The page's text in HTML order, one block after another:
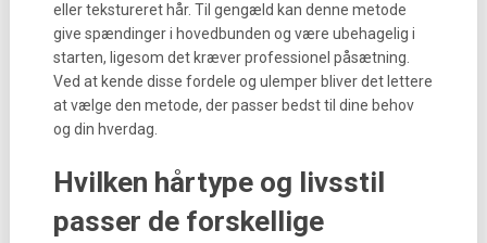
eller tekstureret hår. Til gengæld kan denne metode
give spændinger i hovedbunden og være ubehagelig i
starten, ligesom det kræver professionel påsætning.
Ved at kende disse fordele og ulemper bliver det lettere
at vælge den metode, der passer bedst til dine behov
og din hverdag.
Hvilken hårtype og livsstil
passer de forskellige